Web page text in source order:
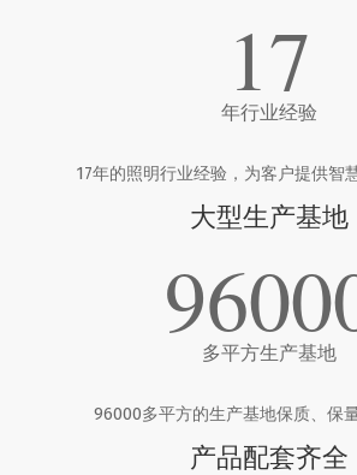
17
年行业经验
17年的照明行业经验，为客户提供智
大型生产基地
多平方生产基地
96000多平方的生产基地保质、保
产品配套齐全